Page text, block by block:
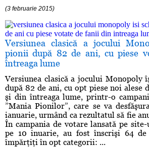
(3 februarie 2015)
Versiunea clasică a jocului
pionii după 82 de ani, cu piese
întreaga lume
Versiunea clasică a jocului Monopoly
după 82 de ani, cu opt piese noi alese
şi din întreaga lume, printr-o
”Mania Pionilor”, care se va
ianuarie, urmând ca rezultatul să fie
În campania de votare lansată pe
pe 10 inuarie, au fost înscrişi 64
împărţiţi în opt categorii: ...